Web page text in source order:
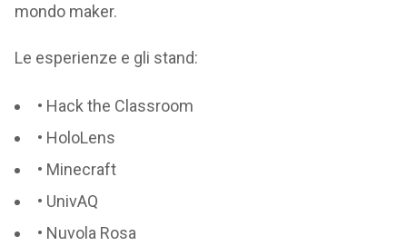
mondo maker.
Le esperienze e gli stand:
• Hack the Classroom
• HoloLens
• Minecraft
• UnivAQ
• Nuvola Rosa